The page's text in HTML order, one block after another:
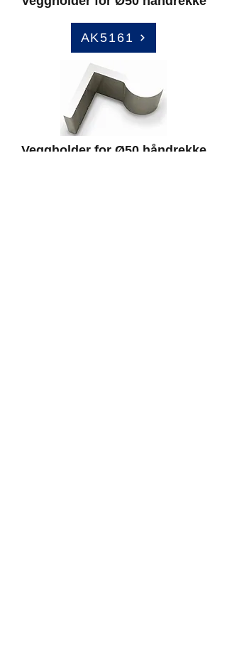
AK5161
Veggholder for Ø50 håndrekke